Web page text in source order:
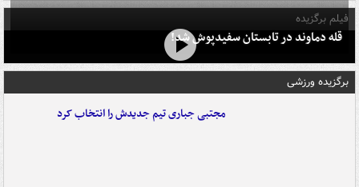
فیلم برگزیده
قله دماوند در تابستان سفیدپوش شد!
برگزیده ورزشی
مجتبی جباری تیم جدیدش را انتخاب کرد